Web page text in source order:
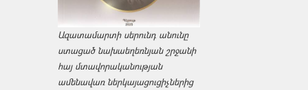
Ազատամարտի սերունդ անունը
ստացած նախաեղեռնյան շրջանի
հայ մտավորականության
ամենավառ ներկայացուցիչներից